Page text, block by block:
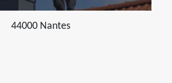
44000 Nantes